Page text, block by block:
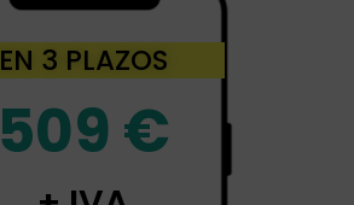
EN 3 PLAZOS
509 €